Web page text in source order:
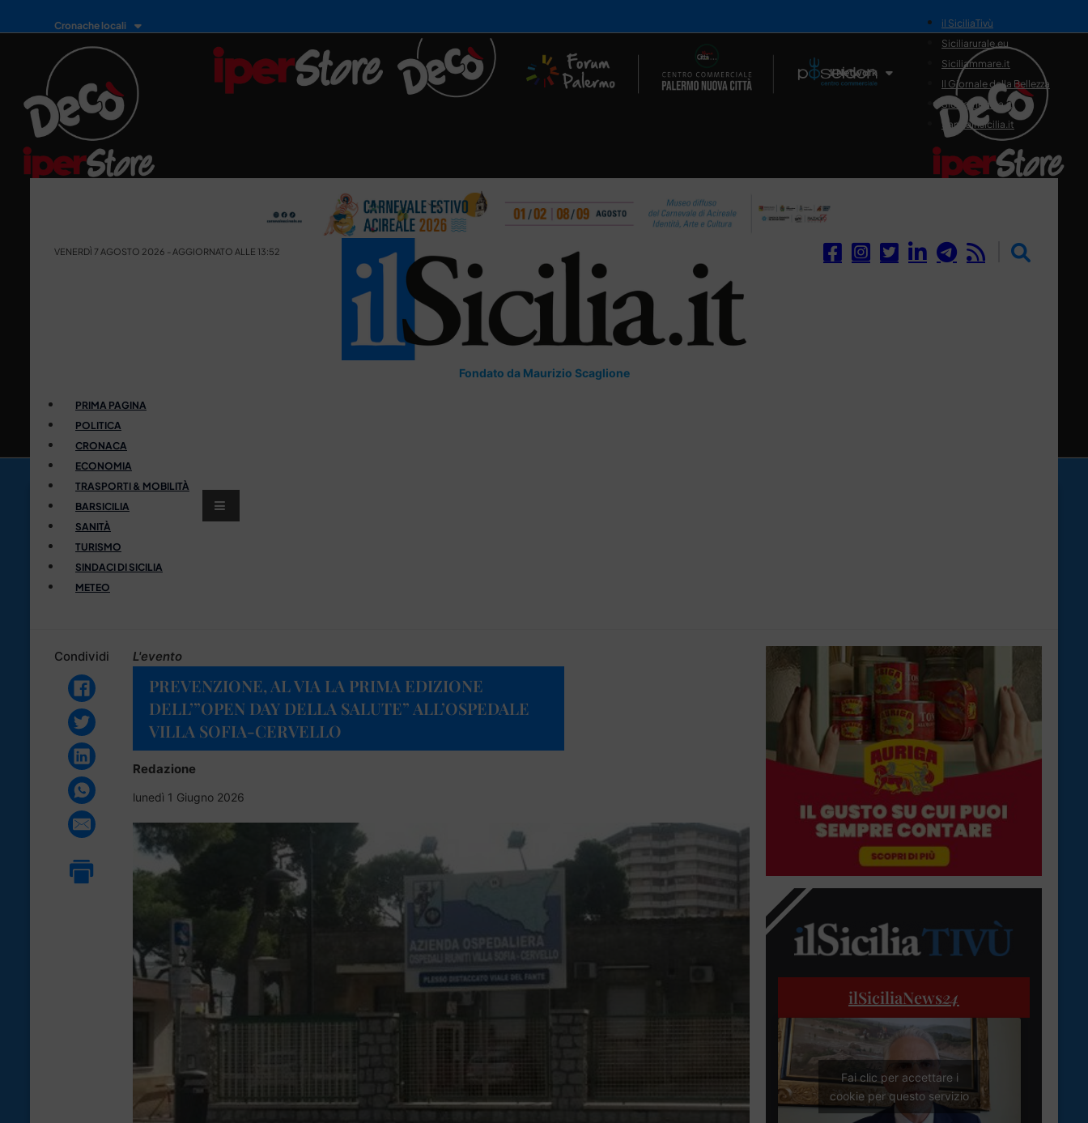
Cronache locali
Il Network
il SiciliaTivù
Siciliarurale.eu
Siciliammare.it
Il Giornale della Bellezza
Siciliamedica.it
Sanitainsicilia.it
VENERDÌ 7 AGOSTO 2026 - AGGIORNATO ALLE 13:52
Fondato da Maurizio Scaglione
PRIMA PAGINA
POLITICA
CRONACA
ECONOMIA
TRASPORTI & MOBILITÀ
BARSICILIA
SANITÀ
TURISMO
SINDACI DI SICILIA
METEO
Condividi L'evento
PREVENZIONE, AL VIA LA PRIMA EDIZIONE
DELL’”OPEN DAY DELLA SALUTE” ALL’OSPEDALE
VILLA SOFIA-CERVELLO
Redazione
lunedì 1 Giugno 2026
ilSiciliaNews24
Fai clic per accettare i
cookie per questo servizio